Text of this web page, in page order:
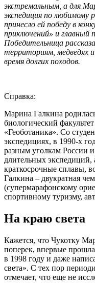
экстремальным, а для
экспедиция по любимому
принесло ей победу в
приключений» и главный
Победительница
территориям, медведях
время долгих походов.
Справка:
Марина Галкина
биологический
«Геоботаника». Со
экспедициях, в 1990-х
разным уголкам России
длительных
краткосрочные сплавы,
Галкина – двукратная
(супермарафонскому
спортивному туризму,
На краю света
Кажется, что Чукотку
поперек, впервые
в 1998 году и даже
света». С тех пор
отмечает, что еще не